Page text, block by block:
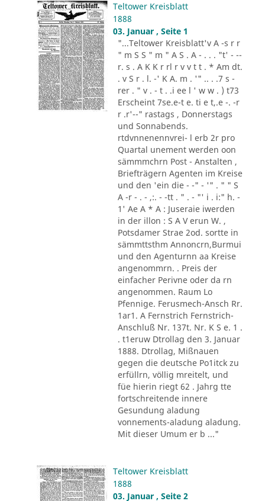
Teltower Kreisblatt
1888
03. Januar , Seite 1
"...Teltower Kreisblatt'v A -s r r
" m S S " m " A S . A - . . . "t' - --
r. s . A K K r rl r v v t t . * Am dt.
. v S r . l. -' K A. m . '" .. . .7 s -
rer . " v . - t . .i ee l ' w w . ) t73
Erscheint 7se.e-t e. ti e t,.e -. -r
r .r'--" rastags , Donnerstags
und Sonnabends.
rtdvnnenennvrei- l erb 2r pro
Quartal unement werden oon
sämmmchrn Post - Anstalten ,
Briefträgern Agenten im Kreise
und den 'ein die - -" - '" . " " S
A -r - . - ,:. - -tt . " . - "' i . i:" h. -
1' Ae A * A : Juseraie iwerden
in der illon : S A V erun W. ,
Potsdamer Strae 2od. sortte in
sämmttsthm Annoncrn,Burmui
und den Agenturnn aa Kreise
angenommrn. . Preis der
einfacher Perivne oder da rn
angenommen. Raum Lo
Pfennige. Ferusmech-Ansch Rr.
1ar1. A Fernstrich Fernstrich-
Anschluß Nr. 137t. Nr. K S e. 1 .
. t1eruw Dtrollag den 3. Januar
1888. Dtrollag, Mißnauen
gegen die deutsche Po1itck zu
erfüllrn, völlig mreitelt, und
füe hierin riegt 62 . Jahrg tte
fortschreitende innere
Gesundung aladung
vonnements-aladung aladung.
Mit dieser Umum er b ..."
Teltower Kreisblatt
1888
03. Januar , Seite 2